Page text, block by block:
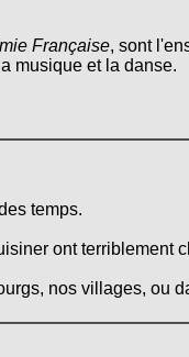
Française, sont
musique et la danse.
temps.
ont terriblement
nos villages, ou